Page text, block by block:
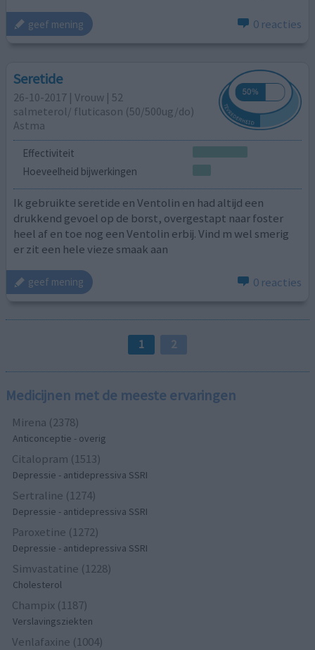
geef mening 0 reacties
Seretide
26-10-2017 | Vrouw | 52
salmeterol/ fluticason (50/500ug/do)
Astma
Effectiviteit
Hoeveelheid bijwerkingen
Ik gebruikte seretide en Ventolin en had altijd een
drukkend gevoel op de borst, overgestapt naar foster
heel af en toe nog een Ventolin erbij. Vind m wel smerig
er zit een hele vieze smaak aan
geef mening 0 reacties
1 2
Medicijnen met de meeste ervaringen
Mirena (2378)
Anticonceptie - overig
Citalopram (1513)
Depressie - antidepressiva SSRI
Sertraline (1274)
Depressie - antidepressiva SSRI
Paroxetine (1272)
Depressie - antidepressiva SSRI
Simvastatine (1228)
Cholesterol
Champix (1187)
Verslavingsziekten
Venlafaxine (1004)